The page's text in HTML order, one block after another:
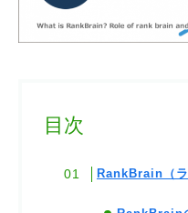
目次
RankBrain（